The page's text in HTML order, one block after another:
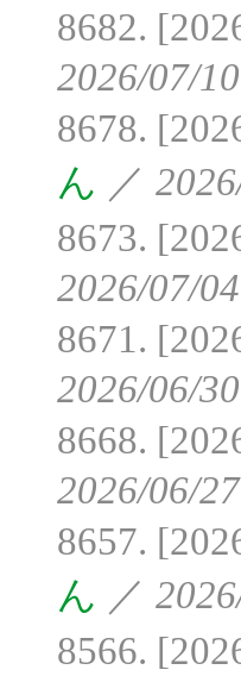
8682.
2026/07/
8678.
ん ／
8673.
2026/07/
8671.
2026/06/
8668.
2026/06/
8657.
ん ／
8566.